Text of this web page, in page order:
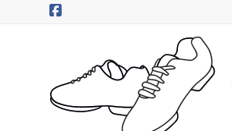
Tanssitossut
ry
Tanssitossujen